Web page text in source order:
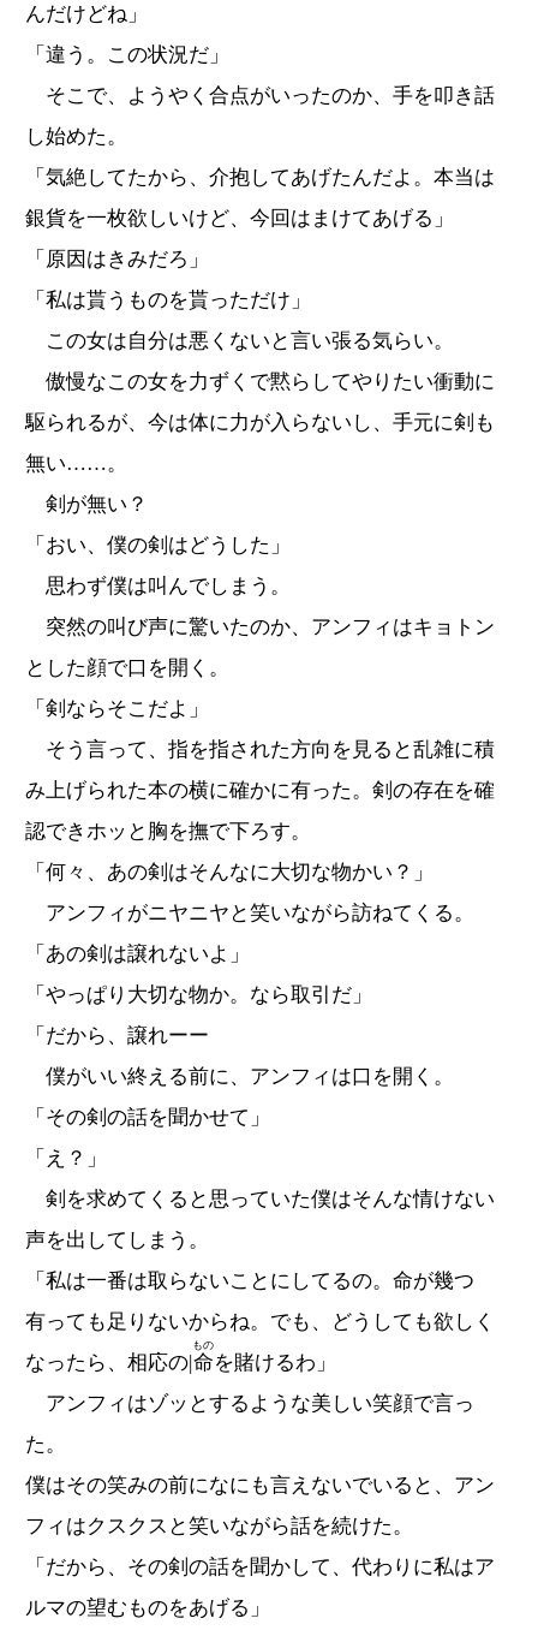
んだけどね」
「違う。この状況だ」
そこで、ようやく合点がいったのか、手を叩き話
し始めた。
「気絶してたから、介抱してあげたんだよ。本当は
銀貨を一枚欲しいけど、今回はまけてあげる」
「原因はきみだろ」
「私は貰うものを貰っただけ」
この女は自分は悪くないと言い張る気らい。
傲慢なこの女を力ずくで黙らしてやりたい衝動に
駆られるが、今は体に力が入らないし、手元に剣も
無い……。
剣が無い？
「おい、僕の剣はどうした」
思わず僕は叫んでしまう。
突然の叫び声に驚いたのか、アンフィはキョトン
とした顔で口を開く。
「剣ならそこだよ」
そう言って、指を指された方向を見ると乱雑に積
み上げられた本の横に確かに有った。剣の存在を確
認できホッと胸を撫で下ろす。
「何々、あの剣はそんなに大切な物かい？」
アンフィがニヤニヤと笑いながら訪ねてくる。
「あの剣は譲れないよ」
「やっぱり大切な物か。なら取引だ」
「だから、譲れーー
僕がいい終える前に、アンフィは口を開く。
「その剣の話を聞かせて」
「え？」
剣を求めてくると思っていた僕はそんな情けない
声を出してしまう。
「私は一番は取らないことにしてるの。命が幾つ
有っても足りないからね。でも、どうしても欲しく
なったら、相応の|命
もの
を賭けるわ」
アンフィはゾッとするような美しい笑顔で言っ
た。
僕はその笑みの前になにも言えないでいると、アン
フィはクスクスと笑いながら話を続けた。
「だから、その剣の話を聞かして、代わりに私はア
ルマの望むものをあげる」